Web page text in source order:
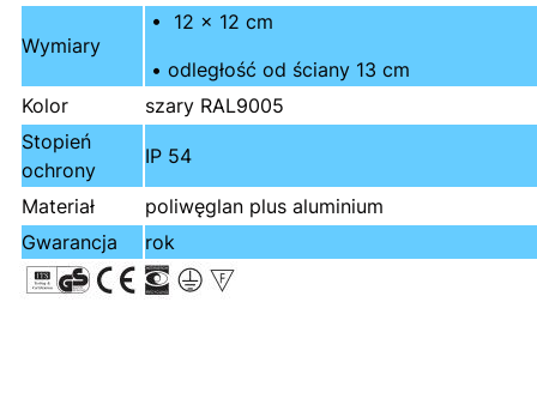
Wymiary
• 12 x 12 cm
• odległość od ściany 13 cm
Kolor
szary RAL9005
Stopień
ochrony
IP 54
Materiał
poliwęglan plus aluminium
Gwarancja
rok